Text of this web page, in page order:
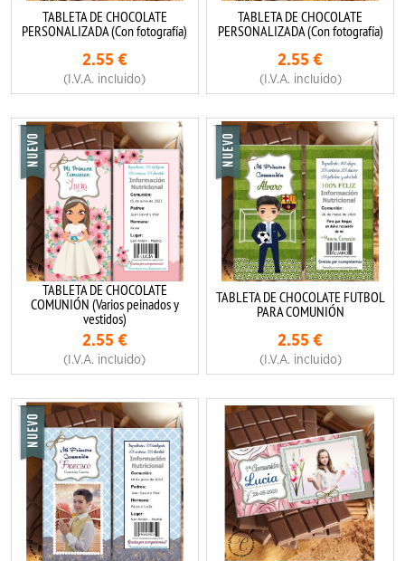
TABLETA DE CHOCOLATE
PERSONALIZADA (Con fotografía)
2.55 €
(I.V.A. incluido)
TABLETA DE CHOCOLATE
PERSONALIZADA (Con fotografía)
2.55 €
(I.V.A. incluido)
TABLETA DE CHOCOLATE
COMUNIÓN (Varios peinados y
vestidos)
2.55 €
(I.V.A. incluido)
TABLETA DE CHOCOLATE FUTBOL
PARA COMUNIÓN
2.55 €
(I.V.A. incluido)